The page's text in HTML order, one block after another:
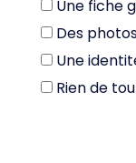
Une fiche
Des
Une
Rien de